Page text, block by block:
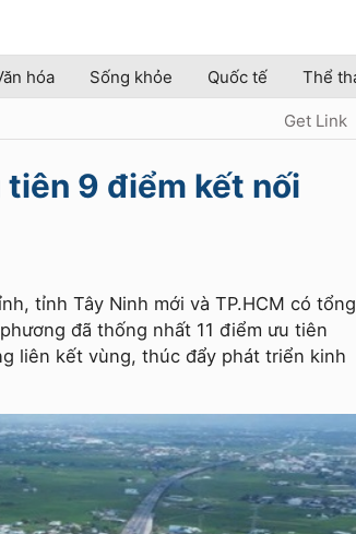
hóa Sống khỏe Quốc tế Thể
Get Link
tiên 9 điểm kết nối
tỉnh Tây Ninh mới và TP.HCM có tổng
đã thống nhất 11 điểm ưu tiên
liên kết vùng, thúc đẩy phát triển kinh